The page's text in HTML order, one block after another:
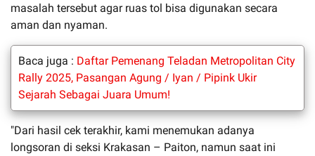
masalah tersebut agar ruas tol bisa digunakan secara
aman dan nyaman.
Baca juga : Daftar Pemenang Teladan Metropolitan City
Rally 2025, Pasangan Agung / Iyan / Pipink Ukir
Sejarah Sebagai Juara Umum!
"Dari hasil cek terakhir, kami menemukan adanya
longsoran di seksi Krakasan – Paiton, namun saat ini